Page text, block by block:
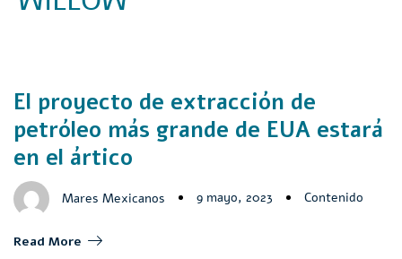
El proyecto de extracción de
petróleo más grande de EUA estará
en el ártico
Mares Mexicanos 9 mayo, 2023 Contenido
Read More